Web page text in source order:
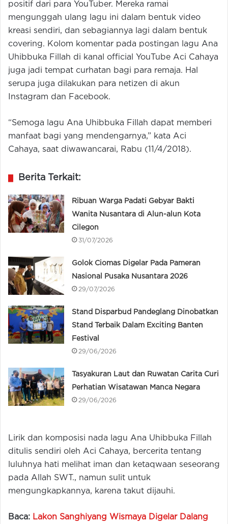
positif dari para YouTuber. Mereka ramai
mengunggah ulang lagu ini dalam bentuk video
kreasi sendiri, dan sebagiannya lagi dalam bentuk
covering. Kolom komentar pada postingan lagu Ana
Uhibbuka Fillah di kanal official YouTube Aci Cahaya
juga jadi tempat curhatan bagi para remaja. Hal
serupa juga dilakukan para netizen di akun
Instagram dan Facebook.
“Semoga lagu Ana Uhibbuka Fillah dapat memberi
manfaat bagi yang mendengarnya,” kata Aci
Cahaya, saat diwawancarai, Rabu (11/4/2018).
Berita Terkait:
Ribuan Warga Padati Gebyar Bakti
Wanita Nusantara di Alun-alun Kota
Cilegon
31/07/2026
Golok Ciomas Digelar Pada Pameran
Nasional Pusaka Nusantara 2026
29/07/2026
Stand Disparbud Pandeglang Dinobatkan
Stand Terbaik Dalam Exciting Banten
Festival
29/06/2026
Tasyakuran Laut dan Ruwatan Carita Curi
Perhatian Wisatawan Manca Negara
29/06/2026
Lirik dan komposisi nada lagu Ana Uhibbuka Fillah
ditulis sendiri oleh Aci Cahaya, bercerita tentang
luluhnya hati melihat iman dan ketaqwaan seseorang
pada Allah SWT., namun sulit untuk
mengungkapkannya, karena takut dijauhi.
Baca: Lakon Sanghiyang Wismaya Digelar Dalang